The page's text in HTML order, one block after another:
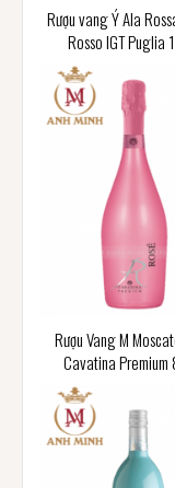
Rượu vang Ý Ala
Rosso IGT Puglia
Rượu Vang M
Cavatina Premium